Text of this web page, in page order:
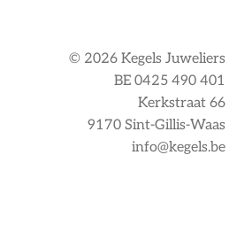
© 2026 Kegels Juweliers
BE 0425 490 401
Kerkstraat 66
9170 Sint-Gillis-Waas
info@kegels.be